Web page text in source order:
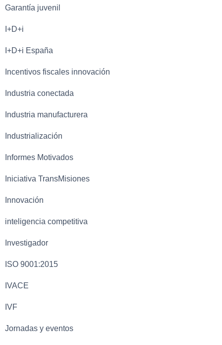
Garantía juvenil
I+D+i
I+D+i España
Incentivos fiscales innovación
Industria conectada
Industria manufacturera
Industrialización
Informes Motivados
Iniciativa TransMisiones
Innovación
inteligencia competitiva
Investigador
ISO 9001:2015
IVACE
IVF
Jornadas y eventos